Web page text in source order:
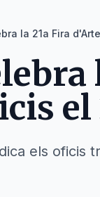
la 21a Fira
els oficis